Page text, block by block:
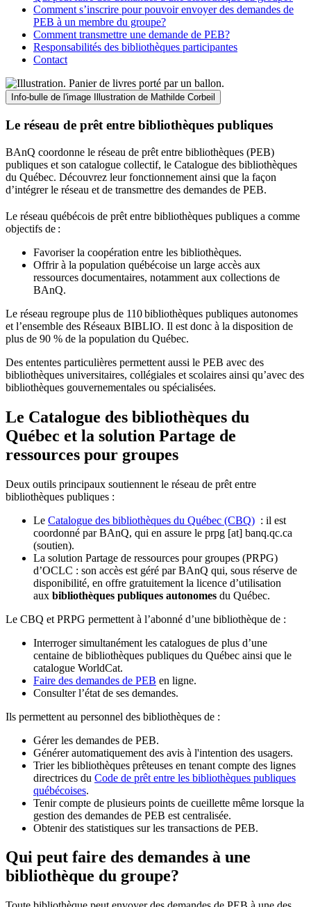
Comment s’inscrire pour pouvoir envoyer des demandes de
PEB à un membre du groupe?
Comment transmettre une demande de PEB?
Responsabilités des bibliothèques participantes
Contact
Info-bulle de l'image Illustration de Mathilde Corbeil
Le réseau de prêt entre bibliothèques publiques
BAnQ coordonne le réseau de prêt entre bibliothèques (PEB)
publiques et son catalogue collectif, le Catalogue des bibliothèques
du Québec. Découvrez leur fonctionnement ainsi que la façon
d’intégrer le réseau et de transmettre des demandes de PEB.
Le réseau québécois de prêt entre bibliothèques publiques a comme
objectifs de :
Favoriser la coopération entre les bibliothèques.
Offrir à la population québécoise un large accès aux
ressources documentaires, notamment aux collections de
BAnQ.
Le réseau regroupe plus de 110bibliothèques publiques autonomes
et l’ensemble des Réseaux BIBLIO. Il est donc à la disposition de
plus de 90 % de la population du Québec.
Des ententes particulières permettent aussi le PEB avec des
bibliothèques universitaires, collégiales et scolaires ainsi qu’avec des
bibliothèques gouvernementales ou spécialisées.
Le Catalogue des bibliothèques du
Québec et la solution Partage de
ressources pour groupes
Deux outils principaux soutiennent le réseau de prêt entre
bibliothèques publiques :
Le Catalogue des bibliothèques du Québec (CBQ) : il est
coordonné par BAnQ, qui en assure le prpg [at] banq.qc.ca
(soutien).
La solution Partage de ressources pour groupes (PRPG)
d’OCLC : son accès est géré par BAnQ qui, sous réserve de
disponibilité, en offre gratuitement la licence d’utilisation
aux bibliothèques publiques autonomes du Québec.
Le CBQ et PRPG permettent à l’abonné d’une bibliothèque de :
Interroger simultanément les catalogues de plus d’une
centaine de bibliothèques publiques du Québec ainsi que le
catalogue WorldCat.
Faire des demandes de PEB en ligne.
Consulter l’état de ses demandes.
Ils permettent au personnel des bibliothèques de :
Gérer les demandes de PEB.
Générer automatiquement des avis à l'intention des usagers.
Trier les bibliothèques prêteuses en tenant compte des lignes
directrices du Code de prêt entre les bibliothèques publiques
québécoises.
Tenir compte de plusieurs points de cueillette même lorsque la
gestion des demandes de PEB est centralisée.
Obtenir des statistiques sur les transactions de PEB.
Qui peut faire des demandes à une
bibliothèque du groupe?